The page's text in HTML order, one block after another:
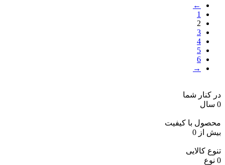
←
1
2
3
4
5
6
→
در کنار شما
0 سال
محصول با کیفیت
بیش از 0
تنوع کالایی
0 نوع